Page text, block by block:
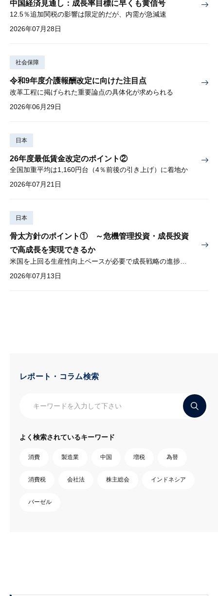
中国経済見通し：成長率目標に早くも黄信号
12.5％追加関税の影響は限定的だが、内需が急減速
2026年07月28日
社会保障
令和9年度介護報酬改定に向けた注目点
改革工程に掲げられた重要論点の具体化が求められる
2026年06月29日
日本
26年度最低賃金改定のポイント②
全国加重平均は1,160円台（4％前後の引き上げ）に着地か
2026年07月21日
日本
骨太方針のポイント① ～危機管理投資・成長投資
で高成長を実現できるか
2026年07月13日
レポート・コラム検索
よく検索されているキーワード
消費 製造業 中国 増税 為替
消費税 会社法 株主総会 インドネシア
バーゼル